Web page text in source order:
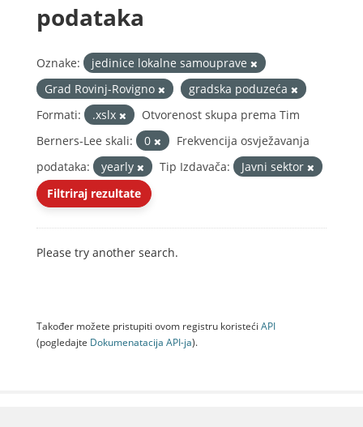
podataka
Oznake:
jedinice lokalne samouprave
Grad Rovinj-Rovigno
gradska poduzeća
Formati:
.xslx
Otvorenost skupa prema Tim
Berners-Lee skali:
0
Frekvencija osvježavanja
podataka:
yearly Tip Izdavača:
Javni sektor
Filtriraj rezultate
Please try another search.
Također možete pristupiti ovom registru koristeći API
(pogledajte Dokumenаtаcijа API-jа).